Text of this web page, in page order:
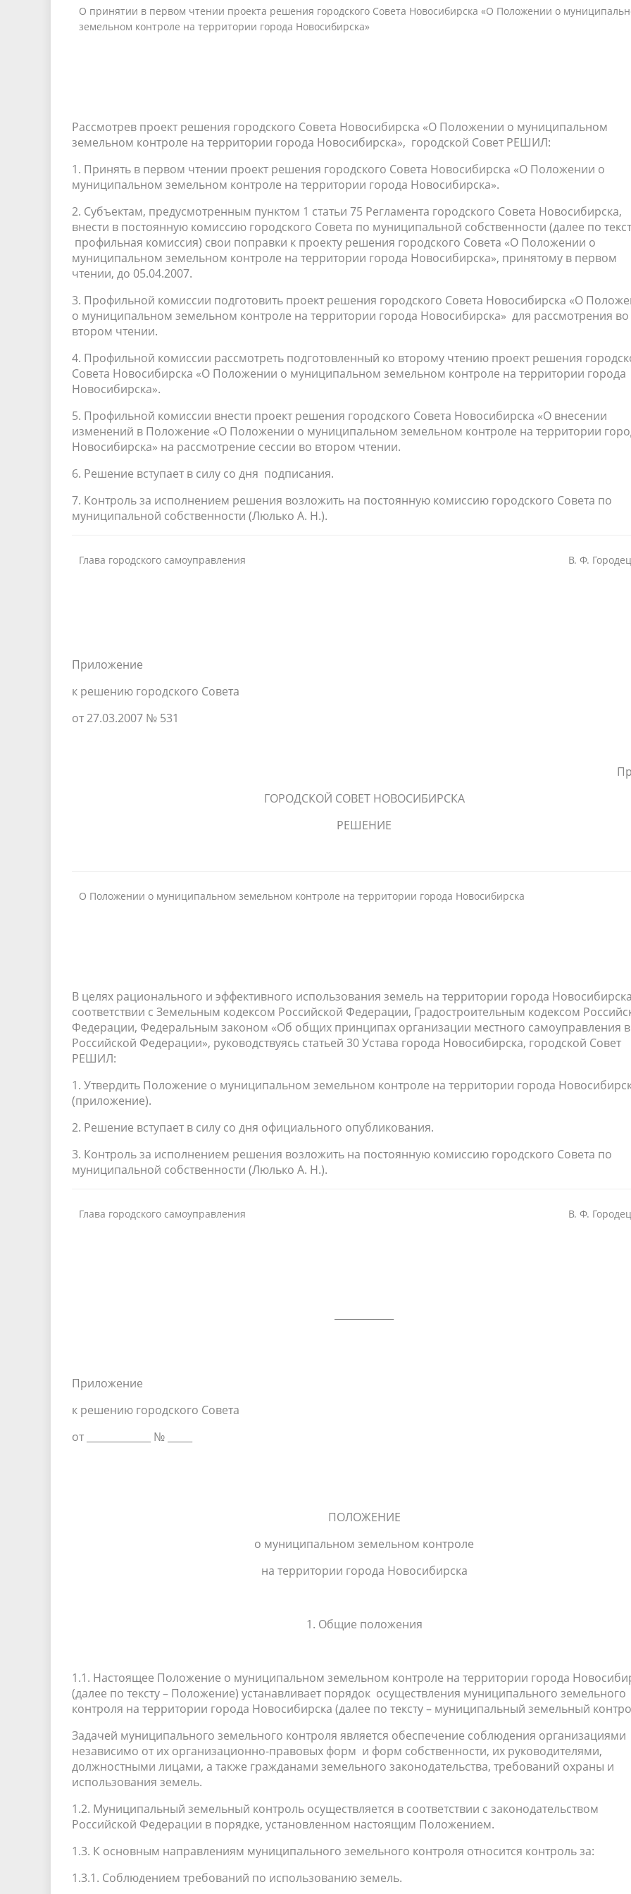
О принятии в первом чтении проекта решения городского Совета Новосибирска «О Положении о
земельном контроле на территории города Новосибирска»
Рассмотрев проект решения городского Совета Новосибирска «О Положении о муниципальном
земельном контроле на территории города Новосибирска», городской Совет РЕШИЛ:
1. Принять в первом чтении проект решения городского Совета Новосибирска «О Положении о
муниципальном земельном контроле на территории города Новосибирска».
2. Субъектам, предусмотренным пунктом 1 статьи 75 Регламента городского Совета Новосибирска,
внести в постоянную комиссию городского Совета по муниципальной собственности (далее по
профильная комиссия) свои поправки к проекту решения городского Совета «О Положении о
муниципальном земельном контроле на территории города Новосибирска», принятому в первом
чтении, до 05.04.2007.
3. Профильной комиссии подготовить проект решения городского Совета Новосибирска «О
о муниципальном земельном контроле на территории города Новосибирска» для рассмотрения во
втором чтении.
4. Профильной комиссии рассмотреть подготовленный ко второму чтению проект решения
Совета Новосибирска «О Положении о муниципальном земельном контроле на территории города
Новосибирска».
5. Профильной комиссии внести проект решения городского Совета Новосибирска «О внесении
изменений в Положение «О Положении о муниципальном земельном контроле на территории
Новосибирска» на рассмотрение сессии во втором чтении.
6. Решение вступает в силу со дня подписания.
7. Контроль за исполнением решения возложить на постоянную комиссию городского Совета по
муниципальной собственности (Люлько А. Н.).
Глава городского самоуправления В. Ф.
Приложение
к решению городского Совета
от 27.03.2007 № 531
ГОРОДСКОЙ СОВЕТ НОВОСИБИРСКА
РЕШЕНИЕ
О Положении о муниципальном земельном контроле на территории города Новосибирска
В целях рационального и эффективного использования земель на территории города
соответствии с Земельным кодексом Российской Федерации, Градостроительным кодексом
Федерации, Федеральным законом «Об общих принципах организации местного самоуправления в
Российской Федерации», руководствуясь статьей 30 Устава города Новосибирска, городской Совет
РЕШИЛ:
1. Утвердить Положение о муниципальном земельном контроле на территории города
(приложение).
2. Решение вступает в силу со дня официального опубликования.
3. Контроль за исполнением решения возложить на постоянную комиссию городского Совета по
муниципальной собственности (Люлько А. Н.).
Глава городского самоуправления В. Ф.
Приложение
к решению городского Совета
от _____________ № _____
ПОЛОЖЕНИЕ
о муниципальном земельном контроле
на территории города Новосибирска
1. Общие положения
1.1. Настоящее Положение о муниципальном земельном контроле на территории города
(далее по тексту – Положение) устанавливает порядок осуществления муниципального земельного
контроля на территории города Новосибирска (далее по тексту – муниципальный земельный
Задачей муниципального земельного контроля является обеспечение соблюдения организациями
независимо от их организационно-правовых форм и форм собственности, их руководителями,
должностными лицами, а также гражданами земельного законодательства, требований охраны и
использования земель.
1.2. Муниципальный земельный контроль осуществляется в соответствии с законодательством
Российской Федерации в порядке, установленном настоящим Положением.
1.3. К основным направлениям муниципального земельного контроля относится контроль за:
1.3.1. Соблюдением требований по использованию земель.